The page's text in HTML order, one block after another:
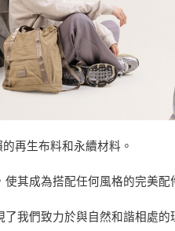
再生布料和永續材料。
其成為搭配任何風格的完美配
我們致力於與自然和諧相處的